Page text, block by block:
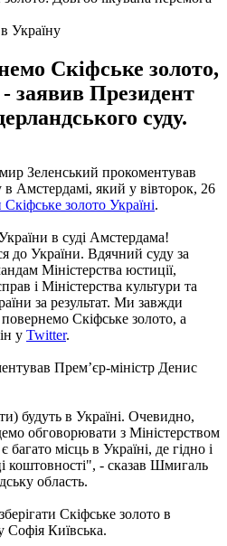
Україну
Скіфське золото,
заявив Президент
суду.
Зеленський прокоментував
Амстердамі, який у вівторок, 26
золото Україні.
в суді Амстердама!
до України. Вдячний суду за
Міністерства юстиції,
і Міністерства культури та
за результат. Ми завжди
Скіфське золото, а
у Twitter.
Прем’єр-міністр Денис
будуть в Україні. Очевидно,
обговорювати з Міністерством
місць в Україні, де гідно і
коштовності", - сказав Шмигаль
область.
Скіфське золото в
Софія Київська.